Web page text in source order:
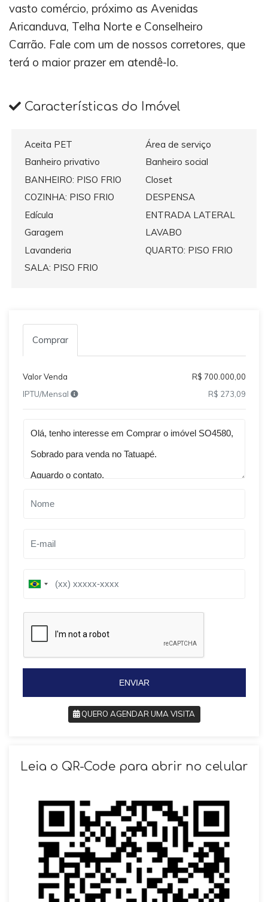
vasto comércio, próximo as Avenidas
Aricanduva, Telha Norte e Conselheiro
Carrão. Fale com um de nossos corretores, que
terá o maior prazer em atendê-lo.
Características do Imóvel
Aceita PET
Área de serviço
Banheiro privativo
Banheiro social
BANHEIRO: PISO FRIO
Closet
COZINHA: PISO FRIO
DESPENSA
Edícula
ENTRADA LATERAL
Garagem
LAVABO
Lavanderia
QUARTO: PISO FRIO
SALA: PISO FRIO
Comprar
Valor Venda
R$ 700.000,00
IPTU/Mensal
R$ 273,09
B
i
5
5
ENVIAR
QUERO AGENDAR UMA VISITA
Leia o QR-Code para abrir no celular